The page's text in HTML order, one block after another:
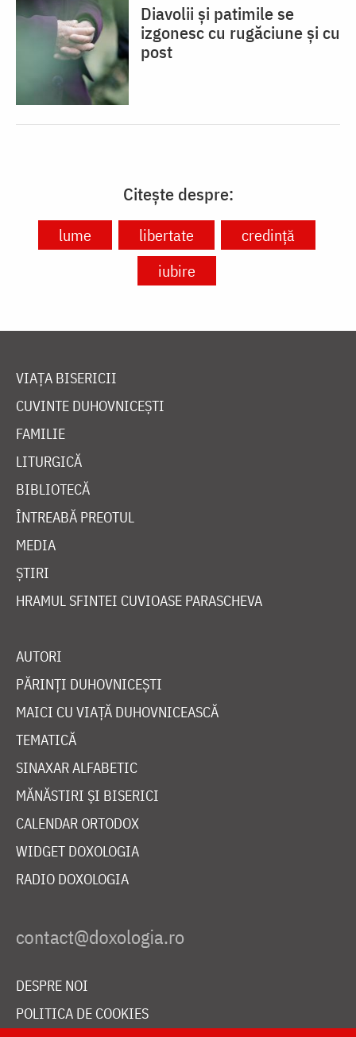
Diavolii și patimile se
izgonesc cu rugăciune și cu
post
Citește despre:
lume libertate
credință
iubire
VIAȚA BISERICII
CUVINTE DUHOVNICEȘTI
FAMILIE
LITURGICĂ
BIBLIOTECĂ
ÎNTREABĂ PREOTUL
MEDIA
ȘTIRI
HRAMUL SFINTEI CUVIOASE PARASCHEVA
AUTORI
PĂRINȚI DUHOVNICEȘTI
MAICI CU VIAȚĂ DUHOVNICEASCĂ
TEMATICĂ
SINAXAR ALFABETIC
MĂNĂSTIRI ȘI BISERICI
CALENDAR ORTODOX
WIDGET DOXOLOGIA
RADIO DOXOLOGIA
DESPRE NOI
POLITICA DE COOKIES